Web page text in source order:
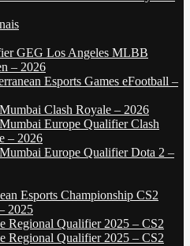
GEG Los Angeles MLBB
– 2026
Esports Games eFootball –
Clash Royale – 2026
Europe Qualifier Clash
– 2026
Europe Qualifier Dota 2 –
Esports Championship CS2
2025
Regional Qualifier 2025 – CS2
Regional Qualifier 2025 – CS2